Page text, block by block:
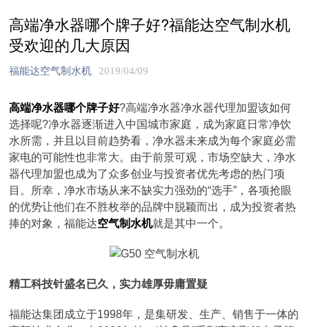
高端净水器哪个牌子好?福能达空气制水机
受欢迎的几大原因
福能达空气制水机 2019/04/09
高端净水器哪个牌子好?高端净水器净水器代理加盟该如何
选择呢?净水器逐渐进入中国城市家庭，成为家庭日常净饮
水所需，并且以目前趋势看，净水器未来成为每个家庭必需
家电的可能性也非常大。由于前景可观，市场空缺大，净水
器代理加盟也成为了众多创业与投资者优先考虑的热门项
目。所幸，净水市场从来不缺实力强劲的“选手”，各项抢眼
的优势让他们在不胜枚举的品牌中脱颖而出，成为投资者热
捧的对象，福能达空气制水机就是其中一个。
精工科技针盛名已久，实力雄厚毋庸置疑
福能达集团成立于1998年，是集研发、生产、销售于一体的